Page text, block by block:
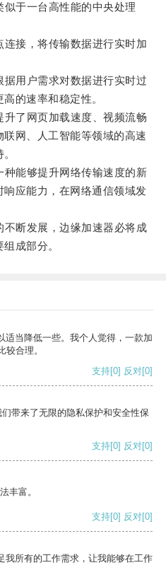
于一台高性能的中央处理
接，将传输数据进行实时加
用户需求对数据进行实时过
的速率和稳定性。
了网页加载速度、视频流畅
网、人工智能等领域的高速
能够提升网络传输速度的新
应能力，在网络通信领域发
断发展，边缘加速器必将成
成部分。
适当降低一些。我个人觉得，一款加
合理。
支持[0] 反对[0]
带来了无限的隐私保护和安全性保
支持[0] 反对[0]
丰富。
支持[0] 反对[0]
我所有的工作需求，让我能够在工作